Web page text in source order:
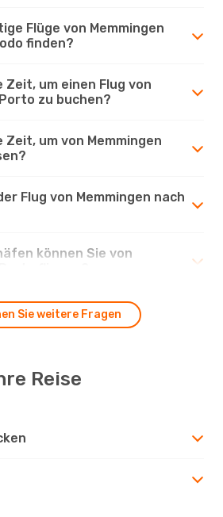
Flüge von Memmingen
finden?
um einen Flug von
zu buchen?
um von Memmingen
Flug von Memmingen nach
können Sie von
Sie weitere Fragen
Reise